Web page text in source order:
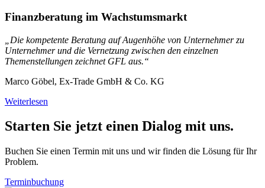
Finanzberatung im Wachstumsmarkt
„Die kompetente Beratung auf Augenhöhe von Unternehmer zu
Unternehmer und die Vernetzung zwischen den einzelnen
Themenstellungen zeichnet GFL aus.“
Marco Göbel, Ex-Trade GmbH & Co. KG
Weiterlesen
Starten Sie jetzt einen Dialog mit uns.
Buchen Sie einen Termin mit uns und wir finden die Lösung für Ihr
Problem.
Terminbuchung